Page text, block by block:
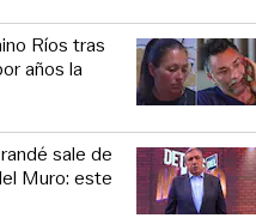
Ríos tras
años la
sale de
Muro: este